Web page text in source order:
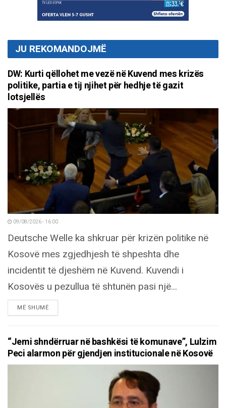
JU REKOMANDOJMË
DW: Kurti qëllohet me vezë në Kuvend mes krizës
politike, partia e tij njihet për hedhje të gazit
lotsjellës
09/08/2026 - 16:00
Deutsche Welle ka shkruar për krizën politike në
Kosovë mes zgjedhjesh të shpeshta dhe
incidentit të djeshëm në Kuvend. Kuvendi i
Kosovës u pezullua të shtunën pasi një...
MË SHUMËDETAILS
“Jemi shndërruar në bashkësi të komunave”, Lulzim
Peci alarmon për gjendjen institucionale në Kosovë